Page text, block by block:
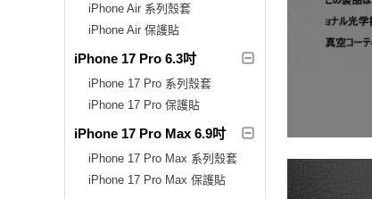
iPhone Air 系列殼套
iPhone Air 保護貼
iPhone 17 Pro 6.3吋
iPhone 17 Pro 系列殼套
iPhone 17 Pro 保護貼
iPhone 17 Pro Max 6.9吋
iPhone 17 Pro Max 系列殼套
iPhone 17 Pro Max 保護貼